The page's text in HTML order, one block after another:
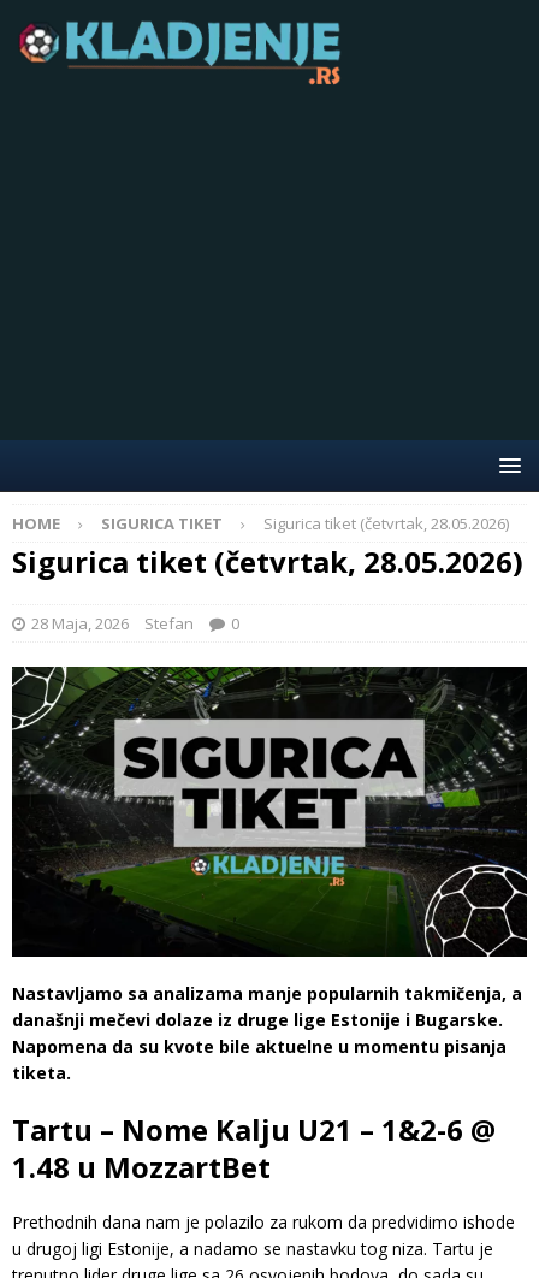
HOME SIGURICA TIKET Sigurica tiket (četvrtak, 28.05.2026)
Sigurica tiket (četvrtak, 28.05.2026)
28 Maja, 2026 Stefan 0
Nastavljamo sa analizama manje popularnih takmičenja, a
današnji mečevi dolaze iz druge lige Estonije i Bugarske.
Napomena da su kvote bile aktuelne u momentu pisanja
tiketa.
Tartu – Nome Kalju U21 – 1&2-6 @
1.48 u MozzartBet
Prethodnih dana nam je polazilo za rukom da predvidimo ishode
u drugoj ligi Estonije, a nadamo se nastavku tog niza. Tartu je